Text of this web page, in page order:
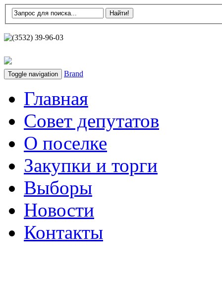
(3532) 39-96-03
Toggle navigation Brand
Главная
Совет депутатов
О поселке
Закупки и торги
Выборы
Новости
Контакты